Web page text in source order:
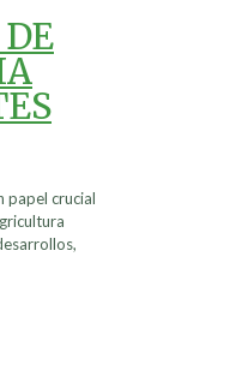
papel crucial